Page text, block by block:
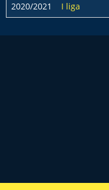
2020/2021
I liga